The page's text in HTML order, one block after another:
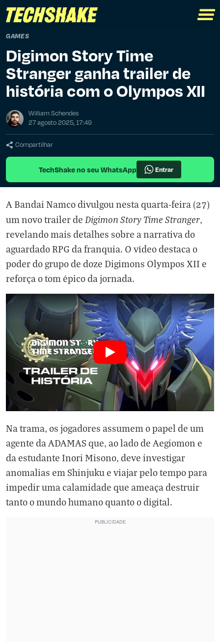
GAMES
Digimon Story Time
Stranger ganha trailer de
história com o Olympos XII
William Schendes
27 agosto 2025, 17:49
Compartilhar
TechShake no seu WhatsApp Entrar
A Bandai Namco divulgou nesta quarta-feira (27)
um novo trailer de Digimon Story Time Stranger,
revelando mais detalhes sobre a narrativa do
aguardado RPG da franquia. O vídeo destaca o
poder do grupo de doze Digimons Olympos XII e
reforça o tom épico da jornada.
Na trama, os jogadores assumem o papel de um
agente da ADAMAS que, ao lado de Aegiomon e
da estudante Inori Misono, deve investigar
anomalias em Shinjuku e viajar pelo tempo para
impedir uma calamidade que ameaça destruir
tanto o mundo humano quanto o digital.